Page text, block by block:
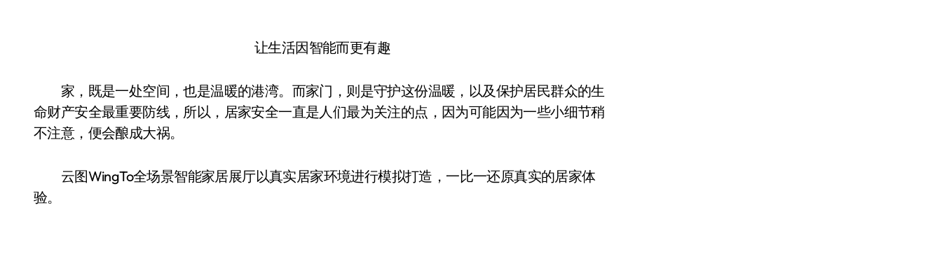
让生活因智能而更有趣
家，既是一处空间，也是温暖的港湾。而家门，则是守护这份温暖，以及保护居民群众的生
命财产安全最重要防线，所以，居家安全一直是人们最为关注的点，因为可能因为一些小细节稍
不注意，便会酿成大祸。
云图WingTo全场景智能家居展厅以真实居家环境进行模拟打造，一比一还原真实的居家体
验。